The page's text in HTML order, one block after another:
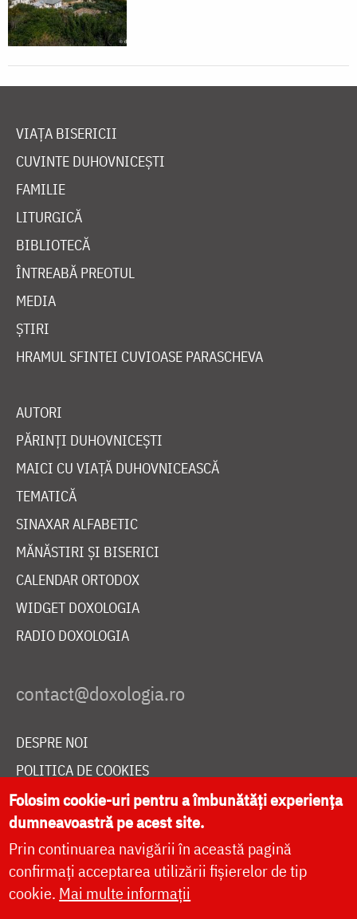
VIAȚA BISERICII
CUVINTE DUHOVNICEȘTI
FAMILIE
LITURGICĂ
BIBLIOTECĂ
ÎNTREABĂ PREOTUL
MEDIA
ȘTIRI
HRAMUL SFINTEI CUVIOASE PARASCHEVA
AUTORI
PĂRINȚI DUHOVNICEȘTI
MAICI CU VIAȚĂ DUHOVNICEASCĂ
TEMATICĂ
SINAXAR ALFABETIC
MĂNĂSTIRI ȘI BISERICI
CALENDAR ORTODOX
WIDGET DOXOLOGIA
RADIO DOXOLOGIA
DESPRE NOI
POLITICA DE COOKIES
DONEAZĂ ONLINE PENTRU CATEDRALA NAȚIONALĂ
LIVE
Folosim cookie-uri pentru a îmbunătăți experiența
dumneavoastră pe acest site.
Prin continuarea navigării în această pagină
confirmați acceptarea utilizării fișierelor de tip
cookie. Mai multe informații